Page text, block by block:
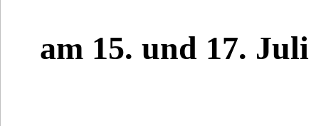
am 15. und 17. Juli